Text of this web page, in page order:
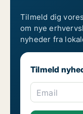
Tilmeld dig
om nye
nyheder fra
Tilmeld
Email